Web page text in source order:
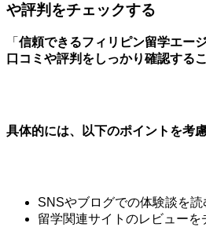
や評判をチェックする
「 信頼できるフィリピン留学エー
口コミや評判をしっかり確認する
具体的には、以下のポイントを考
SNSやブログでの体験談を読
留学関連サイトのレビューを